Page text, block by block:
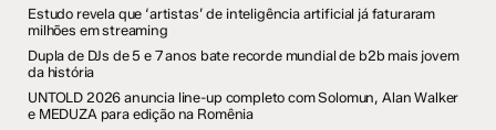
Estudo revela que ‘artistas’ de inteligência artificial já faturaram
milhões em streaming
Dupla de DJs de 5 e 7 anos bate recorde mundial de b2b mais jovem
da história
UNTOLD 2026 anuncia line-up completo com Solomun, Alan Walker
e MEDUZA para edição na Romênia